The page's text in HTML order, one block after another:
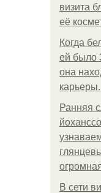
визита
её
Когда
ей было
она
карьеры.
Ранняя
В сети